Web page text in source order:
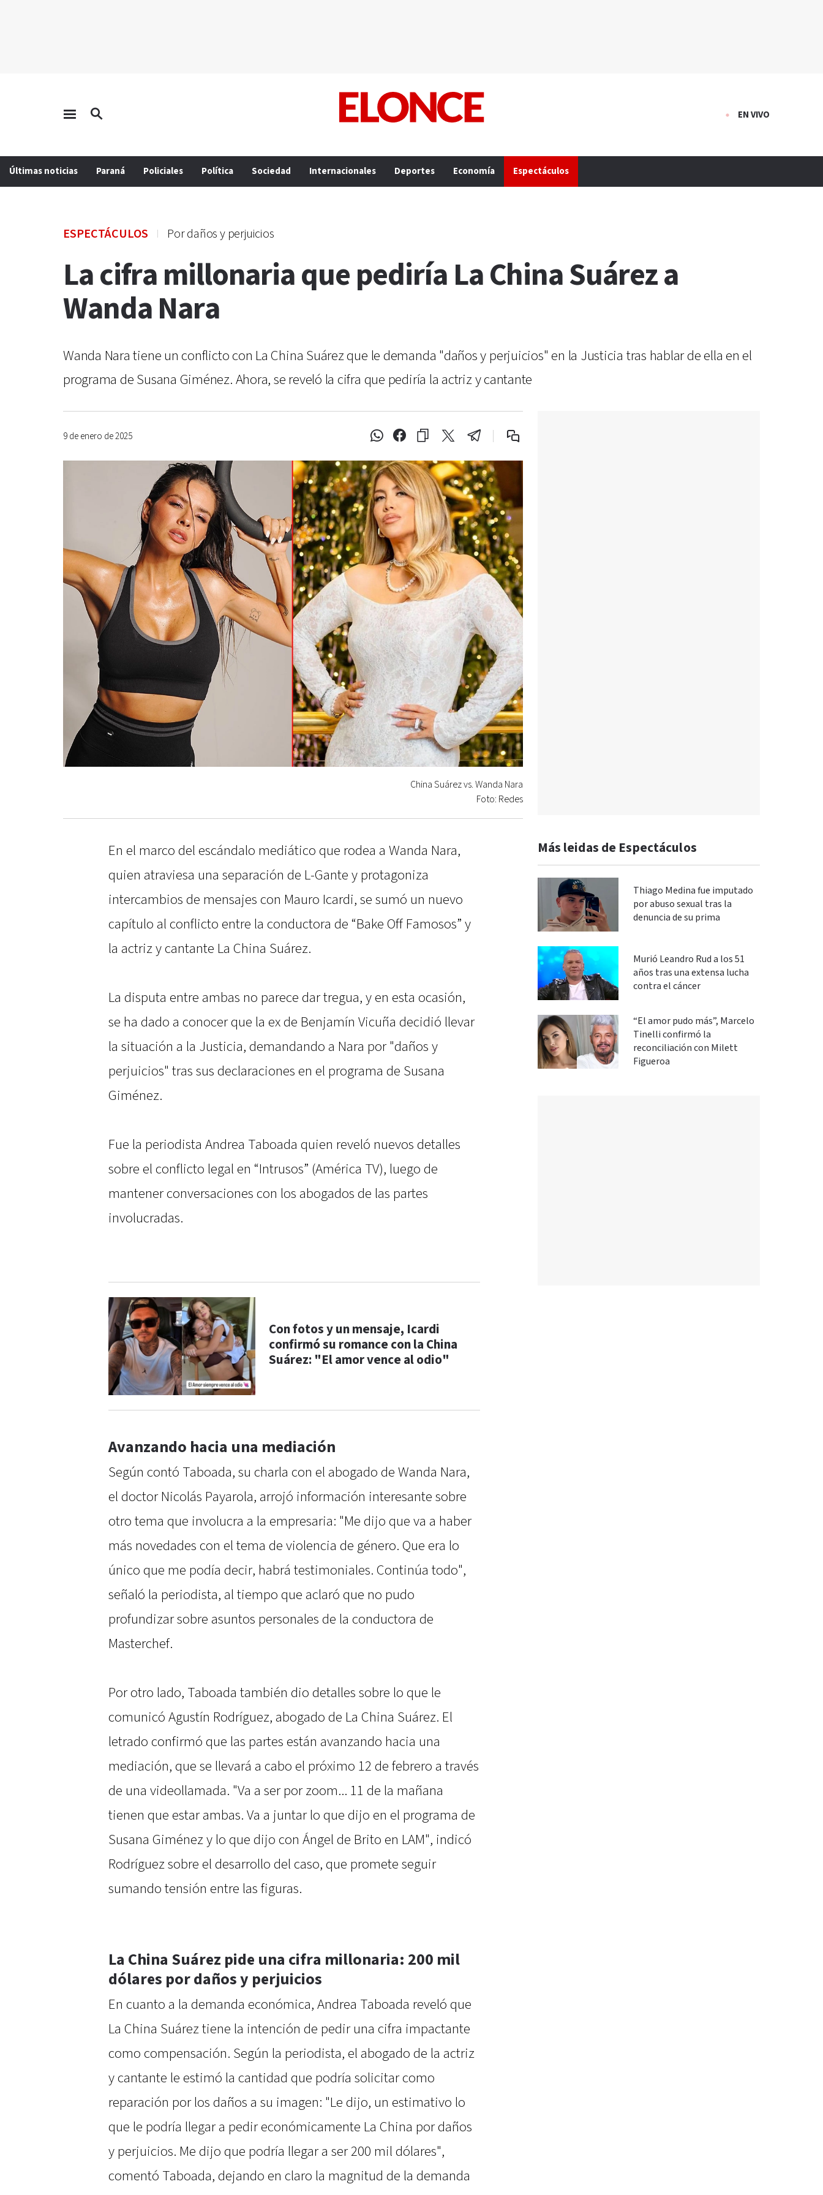
EN VIVO
Últimas noticias Paraná Policiales Política Sociedad Internacionales Deportes Economía Espectáculos
ESPECTÁCULOS Por daños y perjuicios
La cifra millonaria que pediría La China Suárez a
Wanda Nara
Wanda Nara tiene un conflicto con La China Suárez que le demanda "daños y perjuicios" en la Justicia tras hablar de ella en el
programa de Susana Giménez. Ahora, se reveló la cifra que pediría la actriz y cantante
9 de enero de 2025
China Suárez vs. Wanda Nara
Foto: Redes
En el marco del escándalo mediático que rodea a Wanda Nara,
quien atraviesa una separación de L-Gante y protagoniza
intercambios de mensajes con Mauro Icardi, se sumó un nuevo
capítulo al conflicto entre la conductora de “Bake Off Famosos” y
la actriz y cantante La China Suárez.
La disputa entre ambas no parece dar tregua, y en esta ocasión,
se ha dado a conocer que la ex de Benjamín Vicuña decidió llevar
la situación a la Justicia, demandando a Nara por "daños y
perjuicios" tras sus declaraciones en el programa de Susana
Giménez.
Fue la periodista Andrea Taboada quien reveló nuevos detalles
sobre el conflicto legal en “Intrusos” (América TV), luego de
mantener conversaciones con los abogados de las partes
involucradas.
Con fotos y un mensaje, Icardi
confirmó su romance con la China
Suárez: "El amor vence al odio"
Avanzando hacia una mediación
Según contó Taboada, su charla con el abogado de Wanda Nara,
el doctor Nicolás Payarola, arrojó información interesante sobre
otro tema que involucra a la empresaria: "Me dijo que va a haber
más novedades con el tema de violencia de género. Que era lo
único que me podía decir, habrá testimoniales. Continúa todo",
señaló la periodista, al tiempo que aclaró que no pudo
profundizar sobre asuntos personales de la conductora de
Masterchef.
Por otro lado, Taboada también dio detalles sobre lo que le
comunicó Agustín Rodríguez, abogado de La China Suárez. El
letrado confirmó que las partes están avanzando hacia una
mediación, que se llevará a cabo el próximo 12 de febrero a través
de una videollamada. "Va a ser por zoom... 11 de la mañana
tienen que estar ambas. Va a juntar lo que dijo en el programa de
Susana Giménez y lo que dijo con Ángel de Brito en LAM", indicó
Rodríguez sobre el desarrollo del caso, que promete seguir
sumando tensión entre las figuras.
La China Suárez pide una cifra millonaria: 200 mil
dólares por daños y perjuicios
En cuanto a la demanda económica, Andrea Taboada reveló que
La China Suárez tiene la intención de pedir una cifra impactante
como compensación. Según la periodista, el abogado de la actriz
y cantante le estimó la cantidad que podría solicitar como
reparación por los daños a su imagen: "Le dijo, un estimativo lo
que le podría llegar a pedir económicamente La China por daños
y perjuicios. Me dijo que podría llegar a ser 200 mil dólares",
comentó Taboada, dejando en claro la magnitud de la demanda
Más leidas de Espectáculos
Thiago Medina fue imputado
por abuso sexual tras la
denuncia de su prima
Murió Leandro Rud a los 51
años tras una extensa lucha
contra el cáncer
“El amor pudo más”, Marcelo
Tinelli confirmó la
reconciliación con Milett
Figueroa